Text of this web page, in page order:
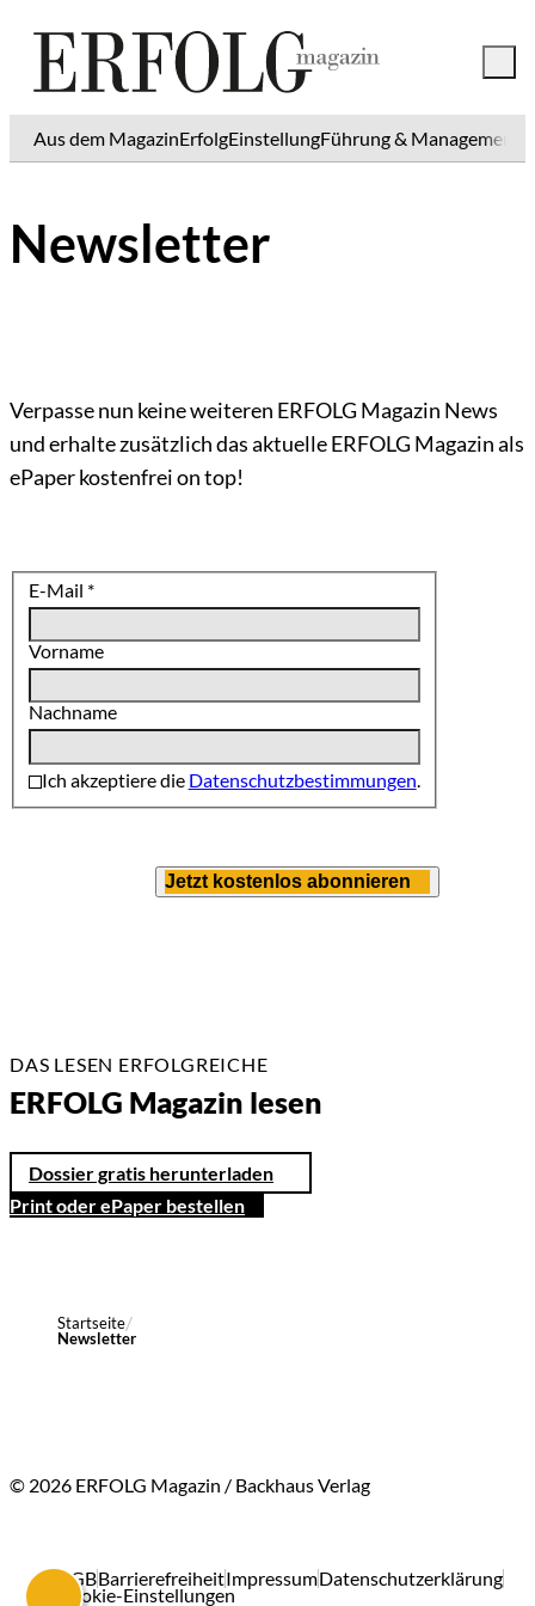
Aus dem MagazinErfolgEinstellungFührung & Management
Newsletter
Verpasse nun keine weiteren ERFOLG Magazin News
und erhalte zusätzlich das aktuelle ERFOLG Magazin als
ePaper kostenfrei on top!
E-Mail *
Vorname
Nachname
Ich akzeptiere die Datenschutzbestimmungen
Jetzt kostenlos abonnieren
DAS LESEN ERFOLGREICHE
ERFOLG Magazin lesen
Dossier gratis herunterladen
Print oder ePaper bestellen
Startseite
Newsletter
© 2026 ERFOLG Magazin / Backhaus Verlag
AGBBarrierefreiheitImpressumDatenschutzerklärung
Cookie-Einstellungen